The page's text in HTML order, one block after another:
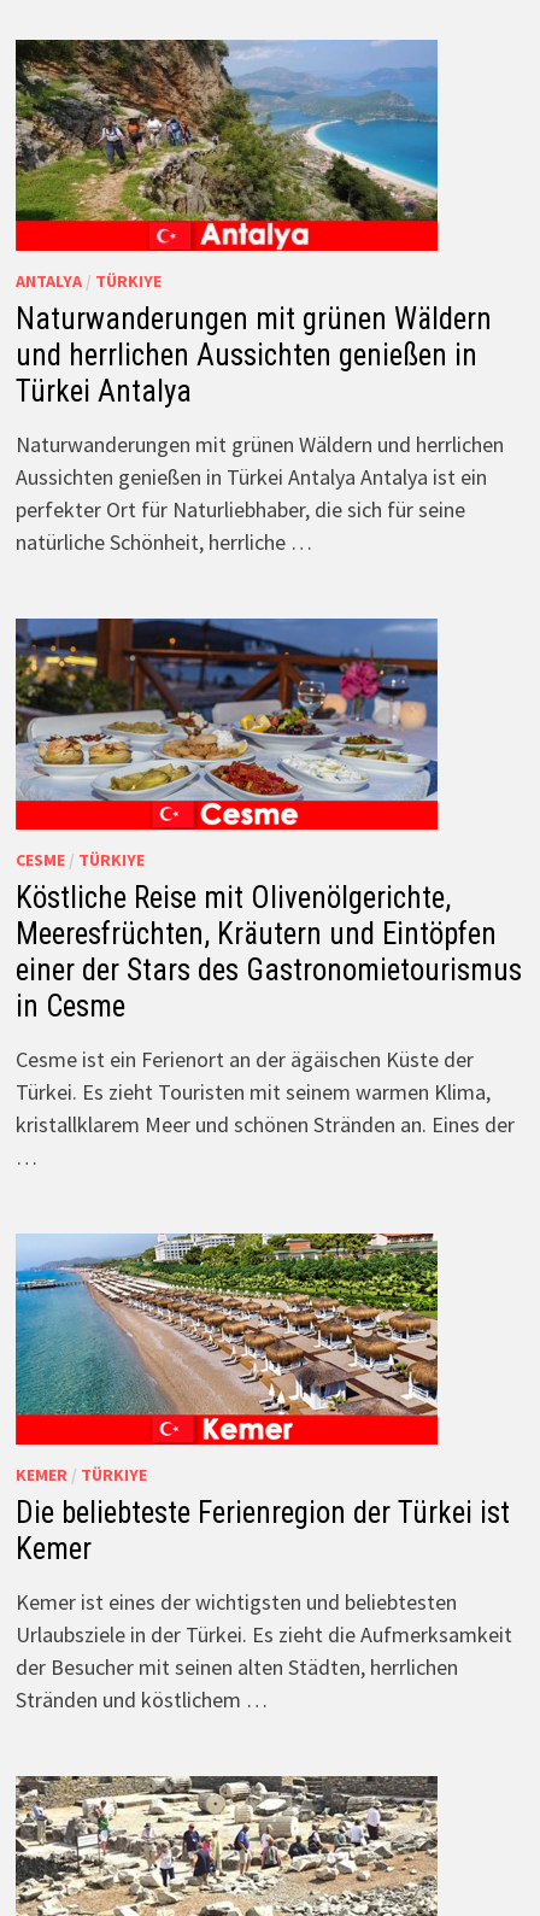
ANTALYA/ TÜRKIYE
Naturwanderungen mit grünen Wäldern
und herrlichen Aussichten genießen in
Türkei Antalya
Naturwanderungen mit grünen Wäldern und herrlichen
Aussichten genießen in Türkei Antalya Antalya ist ein
perfekter Ort für Naturliebhaber, die sich für seine
natürliche Schönheit, herrliche …
CESME/ TÜRKIYE
Köstliche Reise mit Olivenölgerichte,
Meeresfrüchten, Kräutern und Eintöpfen
einer der Stars des Gastronomietourismus
in Cesme
Cesme ist ein Ferienort an der ägäischen Küste der
Türkei. Es zieht Touristen mit seinem warmen Klima,
kristallklarem Meer und schönen Stränden an. Eines der
…
KEMER/ TÜRKIYE
Die beliebteste Ferienregion der Türkei ist
Kemer
Kemer ist eines der wichtigsten und beliebtesten
Urlaubsziele in der Türkei. Es zieht die Aufmerksamkeit
der Besucher mit seinen alten Städten, herrlichen
Stränden und köstlichem …